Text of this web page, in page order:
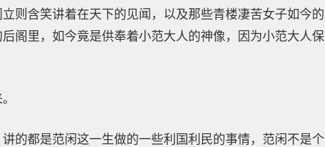
则含笑讲着在天下的见闻，以及那些青楼凄苦女子如今的
阁里，如今竟是供奉着小范大人的神像，因为小范大人保
的都是范闲这一生做的一些利国利民的事情，范闲不是个